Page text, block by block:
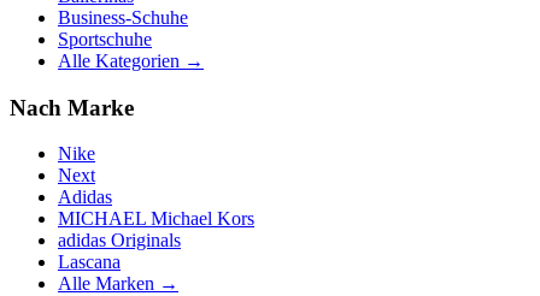
Business-Schuhe
Sportschuhe
Alle Kategorien →
Nach Marke
Nike
Next
Adidas
MICHAEL Michael Kors
adidas Originals
Lascana
Alle Marken →